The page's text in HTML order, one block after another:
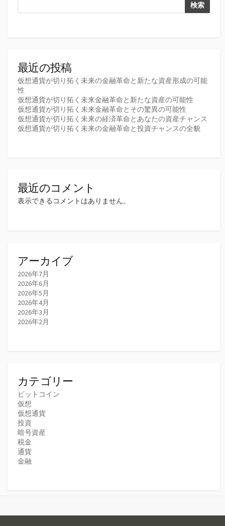
検索
最近の投稿
仮想通貨が切り拓く未来の金融革命と新たな資産形成の可能
性
仮想通貨が切り拓く未来金融革命と新たな資産の可能性
仮想通貨が切り拓く未来金融革命とその驚異の可能性
仮想通貨が切り拓く未来の経済革命とあなたの資産チャンス
仮想通貨が切り拓く未来の金融革命と投資チャンスの全貌
最近のコメント
表示できるコメントはありません。
アーカイブ
2026年7月
2026年6月
2026年5月
2026年4月
2026年3月
2026年2月
カテゴリー
ビットコイン
仮想
仮想通貨
投資
暗号資産
税金
通貨
金融